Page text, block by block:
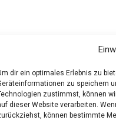
dir ein optimales Erlebnis zu
zu speichern
zustimmst, können
dieser Website verarbeiten.
können bestimmte